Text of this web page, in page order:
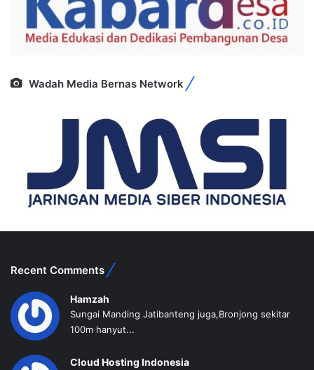
Wadah Media Bernas Network
Recent Comments
Hamzah
Sungai Manding Jatibanteng juga,Bronjong sekitar
100m hanyut...
Cloud Hosting Indonesia